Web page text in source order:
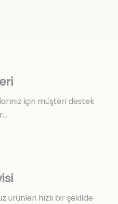
için müşteri destek
ürünleri hızlı bir şekilde